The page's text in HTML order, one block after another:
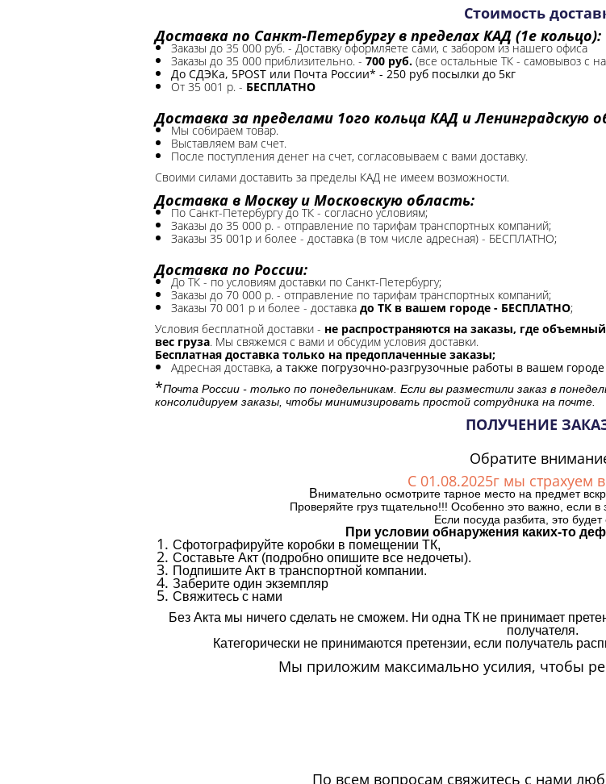
Стоимость
Доставка по Санкт-Петербургу в пределах КАД (1е кольцо):
Заказы до 35 000 руб. - Доставку оформляете сами, с забором из нашего офиса
Заказы до 35 000 приблизительно. - 700 руб. (все остальные ТК - самовывоз с
До СДЭКа, 5POST или Почта России* - 250 руб посылки до 5кг
От 35 001 р. - БЕСПЛАТНО
Доставка за пределами 1ого кольца КАД и Ленинградскую
Мы собираем товар.
Выставляем вам счет.
После поступления денег на счет, согласовываем с вами доставку.
Своими силами доставить за пределы КАД не имеем возможности.​
Доставка в Москву и Московскую область:
По Санкт-Петербургу до ТК - согласно условиям;
Заказы до 35 000 р. - отправление по тарифам транспортных компаний;
Заказы 35 001р и более - доставка (в том числе адресная) - БЕСПЛАТНО;
Доставка по России:
До ТК - по условиям доставки по Санкт-Петербургу;
Заказы до 70 000 р. - отправление по тарифам транспортных компаний;
Заказы 70 001 р и более - доставка до ТК в вашем городе - БЕСПЛАТНО;
Условия бесплатной доставки - не распространяются на заказы, где
вес груза. Мы свяжемся с вами и обсудим условия доставки.
Бесплатная доставка только на предоплаченные заказы;
Адресная доставка, а также погрузочно-разгрузочные работы в вашем
*Почта России - только по понедельникам. Если вы разместили заказ в
консолидируем заказы, чтобы минимизировать простой сотрудника на почте.
ПОЛУЧЕНИЕ
Обратите
С 01.08.2025г мы страхуем
Внимательно осмотрите тарное место на предмет
Проверяйте груз тщательно!!! Особенно это важно, если в
Если посуда разбита, это
При условии обнаружения каких-то
Сфотографируйте коробки в помещении ТК,
Составьте Акт (подробно опишите все недочеты).
Подпишите Акт в транспортной компании.
Заберите один экземпляр
Свяжитесь с нами
Без Акта мы ничего сделать не сможем. Ни одна ТК не принимает
получателя.
Категорически не принимаются претензии, если получатель
Мы приложим максимально усилия, чтобы
По всем вопросам свяжитесь с нами